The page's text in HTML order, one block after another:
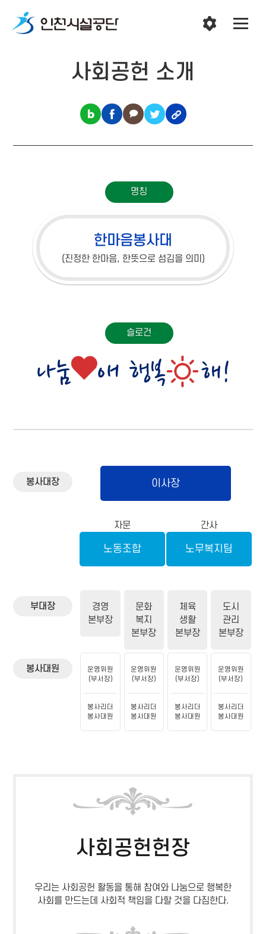
사회공헌 소개
명칭
한마음봉사대
(진정한 한마음, 한뜻으로 섬김을 의미)
슬로건
봉사대장 이사장
자문
노동조합
간사
노무복지팀
부대장
경영
본부장
문화
복지
본부장
체육
생활
본부장
도시
관리
본부장
봉사대원
운영위원
(부서장)
봉사리더
봉사대원
운영위원
(부서장)
봉사리더
봉사대원
운영위원
(부서장)
봉사리더
봉사대원
운영위원
(부서장)
봉사리더
봉사대원
사회공헌헌장
우리는 사회공헌 활동을 통해 참여와 나눔으로 행복한
사회를 만드는데 사회적 책임을 다할 것을 다짐한다.